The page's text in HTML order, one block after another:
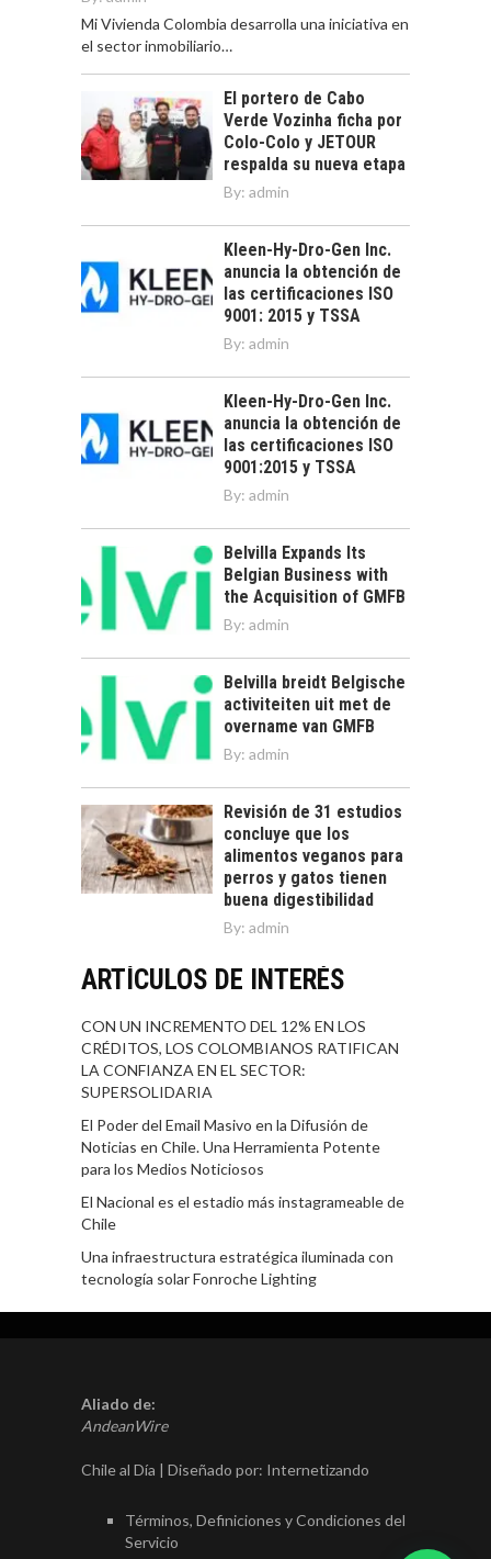
Mi Vivienda Colombia desarrolla una iniciativa en
el sector inmobiliario…
El portero de Cabo
Verde Vozinha ficha por
Colo-Colo y JETOUR
respalda su nueva etapa
By: admin
Kleen-Hy-Dro-Gen Inc.
anuncia la obtención de
las certificaciones ISO
9001: 2015 y TSSA
By: admin
Kleen-Hy-Dro-Gen Inc.
anuncia la obtención de
las certificaciones ISO
9001:2015 y TSSA
By: admin
Belvilla Expands Its
Belgian Business with
the Acquisition of GMFB
By: admin
Belvilla breidt Belgische
activiteiten uit met de
overname van GMFB
By: admin
Revisión de 31 estudios
concluye que los
alimentos veganos para
perros y gatos tienen
buena digestibilidad
By: admin
ARTÍCULOS DE INTERÉS
CON UN INCREMENTO DEL 12% EN LOS
CRÉDITOS, LOS COLOMBIANOS RATIFICAN
LA CONFIANZA EN EL SECTOR:
SUPERSOLIDARIA
El Poder del Email Masivo en la Difusión de
Noticias en Chile. Una Herramienta Potente
para los Medios Noticiosos
El Nacional es el estadio más instagrameable de
Chile
Una infraestructura estratégica iluminada con
tecnología solar Fonroche Lighting
Aliado de:
AndeanWire
Chile al Día | Diseñado por: Internetizando
Términos, Definiciones y Condiciones del
Servicio